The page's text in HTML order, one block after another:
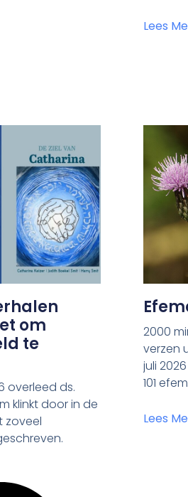
Lees
om
te
overleed ds.
klinkt door in de
zoveel
2000
verzen
juli
101
Lees